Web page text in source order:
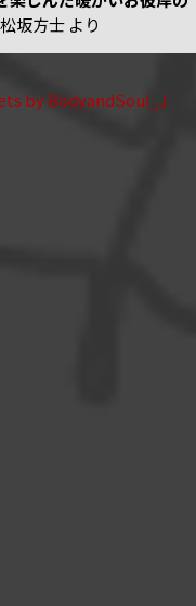
松坂方士 より
by BodyandSoul_J